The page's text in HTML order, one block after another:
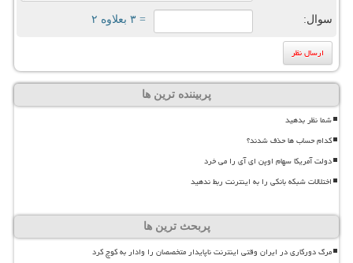
سوال: = ۳ بعلاوه ۲
پربیننده ترین ها
شما نظر بدهید
کدام حساب ها حذف شدند؟
دولت آمریکا سهام اوپن ای آی را می خرد
اختلالات شبکه بانکی را به اینترنت ربط ندهید
پربحث ترین ها
مرگ دورکاری در ایران وقتی اینترنت ناپایدار متخصصان را وادار به کوچ کرد